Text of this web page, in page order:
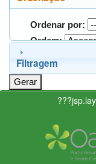
Ordenar por:
Ordem:
Filtragem